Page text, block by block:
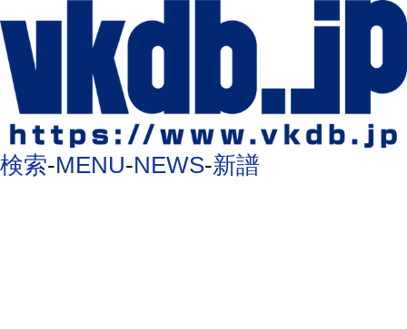
検索-MENU-NEWS-新譜